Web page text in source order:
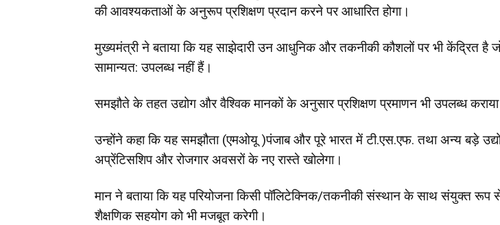
की आवश्यकताओं के अनुरूप प्रशिक्षण प्रदान करने पर आधारित होगा।
मुख्यमंत्री ने बताया कि यह साझेदारी उन आधुनिक और तकनीकी कौशलों पर भी केंद्रित है
सामान्यत: उपलब्ध नहीं हैं।
समझौते के तहत उद्योग और वैश्विक मानकों के अनुसार प्रशिक्षण प्रमाणन भी उपलब्ध कराया
उन्होंने कहा कि यह समझौता (एमओयू )पंजाब और पूरे भारत में टी.एस.एफ. तथा अन्य बड़े
अप्रेंटिसशिप और रोजगार अवसरों के नए रास्ते खोलेगा।
मान ने बताया कि यह परियोजना किसी पॉलिटेक्निक/तकनीकी संस्थान के साथ संयुक्त रूप
शैक्षणिक सहयोग को भी मजबूत करेगी।